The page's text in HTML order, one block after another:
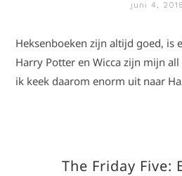
juni 4, 2018
Heksenboeken zijn altijd goed, is
Harry Potter en Wicca zijn mijn
ik keek daarom enorm uit naar
The Friday Five: